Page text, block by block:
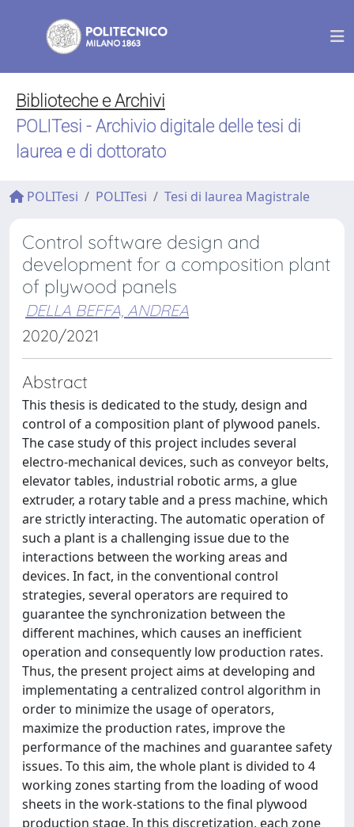
Biblioteche e Archivi
POLITesi - Archivio digitale delle tesi di
laurea e di dottorato
POLITesi POLITesi Tesi di laurea Magistrale
Control software design and
development for a composition plant
of plywood panels
DELLA BEFFA, ANDREA
2020/2021
Abstract
This thesis is dedicated to the study, design and
control of a composition plant of plywood panels.
The case study of this project includes several
electro-mechanical devices, such as conveyor belts,
elevator tables, industrial robotic arms, a glue
extruder, a rotary table and a press machine, which
are strictly interacting. The automatic operation of
such a plant is a challenging issue due to the
interactions between the working areas and
devices. In fact, in the conventional control
strategies, several operators are required to
guarantee the synchronization between the
different machines, which causes an inefficient
operation and consequently low production rates.
Thus, the present project aims at developing and
implementating a centralized control algorithm in
order to minimize the usage of operators,
maximize the production rates, improve the
performance of the machines and guarantee safety
issues. To this aim, the whole plant is divided to 4
working zones starting from the loading of wood
sheets in the work-stations to the final plywood
production stage. In this discretization, each zone